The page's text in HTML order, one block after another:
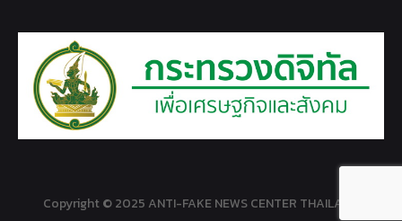
Copyright © 2025 ANTI-FAKE NEWS CENTER THAILAND